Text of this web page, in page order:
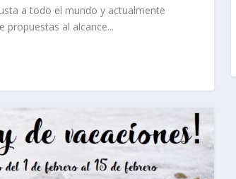
a todo el mundo y actualmente
propuestas al alcance...